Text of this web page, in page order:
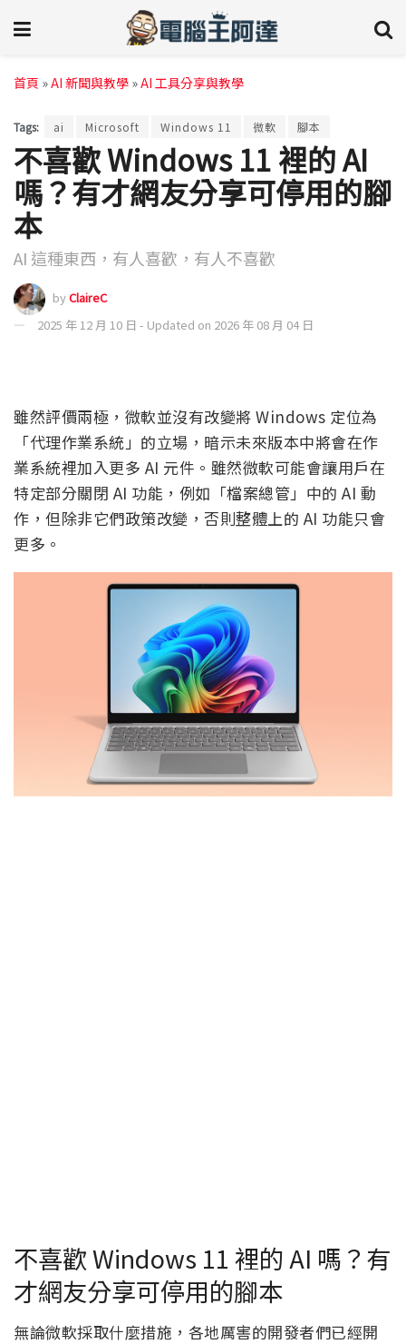
首頁 »AI 新聞與教學 »AI 工具分享與教學
Tags: ai Microsoft Windows 11 微軟 腳本
不喜歡 Windows 11 裡的 AI
嗎？有才網友分享可停用的腳
本
AI 這種東西，有人喜歡，有人不喜歡
byClaireC
2025 年 12 月 10 日 - Updated on 2026 年 08 月 04 日
雖然評價兩極，微軟並沒有改變將 Windows 定位為
「代理作業系統」的立場，暗示未來版本中將會在作
業系統裡加入更多 AI 元件。雖然微軟可能會讓用戶在
特定部分關閉 AI 功能，例如「檔案總管」中的 AI 動
作，但除非它們政策改變，否則整體上的 AI 功能只會
更多。
不喜歡 Windows 11 裡的 AI 嗎？有
才網友分享可停用的腳本
無論微軟採取什麼措施，各地厲害的開發者們已經開